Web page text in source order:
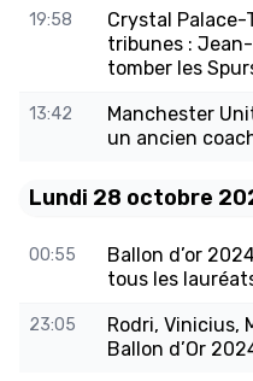
19:58
Crystal
tribunes :
tomber les
13:42
Manchester
un ancien
Lundi 28 octobre
00:55
Ballon d’or
tous les
23:05
Rodri, Vinicius,
Ballon d’Or